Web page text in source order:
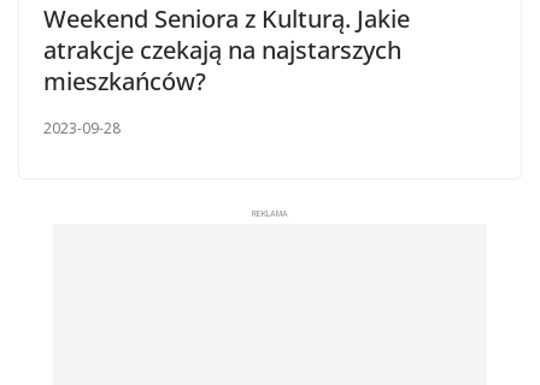
Weekend Seniora z Kulturą. Jakie
atrakcje czekają na najstarszych
mieszkańców?
2023-09-28
REKLAMA